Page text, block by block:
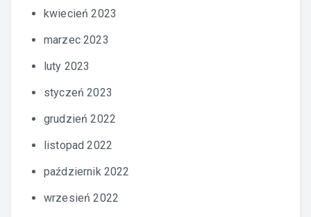
kwiecień 2023
marzec 2023
luty 2023
styczeń 2023
grudzień 2022
listopad 2022
październik 2022
wrzesień 2022